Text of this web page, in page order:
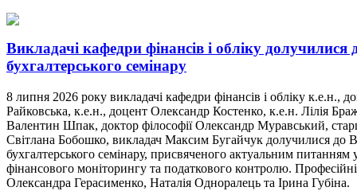
Викладачі кафедри фінансів і обліку долучилися
бухгалтерського семінару
8 липня 2026 року викладачі кафедри фінансів і обліку к.е.н.,
Райковська, к.е.н., доцент Олександр Костенко, к.е.н. Лілія
Валентин Шпак, доктор філософії Олександр Муравський,
Світлана Бобошко, викладач Максим Бугайчук долучилися до
бухгалтерського семінару, присвяченого актуальним питанням
фінансового моніторингу та податкового контролю.
Олександра Герасименко, Наталія Одноралець та Ірина Губіна.